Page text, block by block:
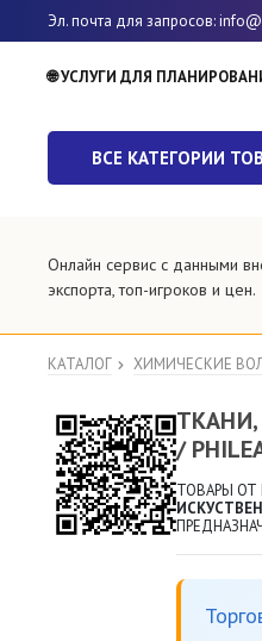
Эл. почта для запросов:
🌐 УСЛУГИ ДЛЯ
ВСЕ КАТЕГОРИИ
Онлайн сервис с данными
экспорта, топ-игроков и цен.
КАТАЛОГ ХИМИЧЕСКИЕ
/
ТОВАРЫ ОТ